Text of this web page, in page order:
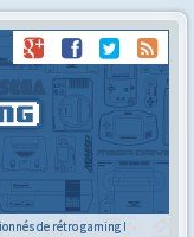
de rétro gaming !